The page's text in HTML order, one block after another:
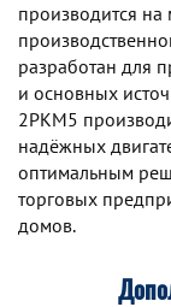
производится
разработан для
и основных
2РКМ5
надёжных
оптимальным
торговых
домов.